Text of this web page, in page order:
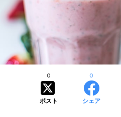
ポスト
0
シェア
0